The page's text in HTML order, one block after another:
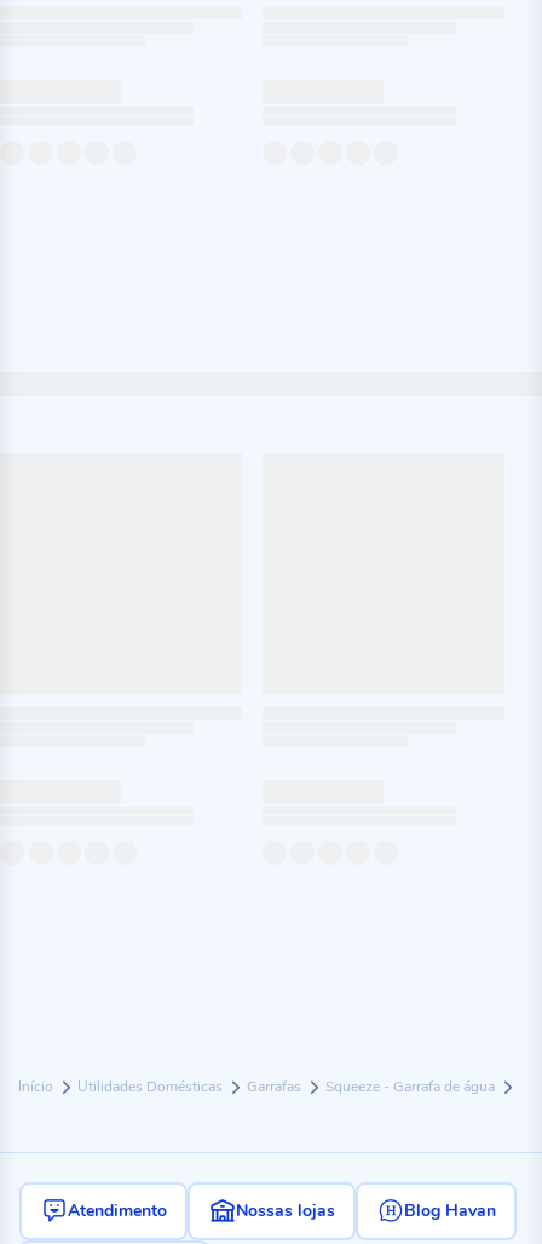
Início Utilidades Domésticas Garrafas Squeeze - Garrafa de água
Atendimento Nossas lojas Blog Havan